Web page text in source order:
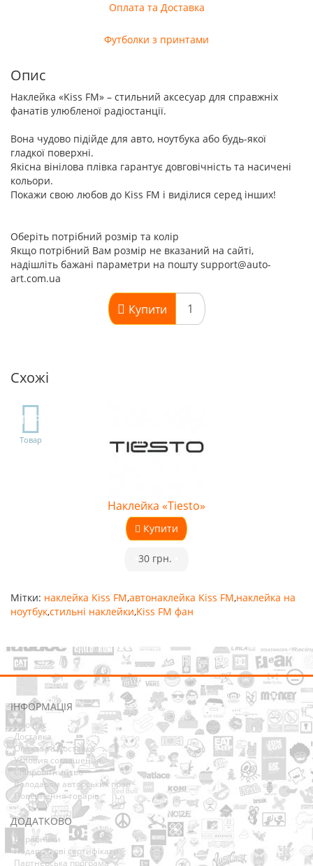
Оплата та Доставка
Футболки з принтами
Опис
Наклейка «Kiss FM» – стильний аксесуар для справжніх
фанатів улюбленої радіостанції.
Вона чудово підійде для авто, ноутбука або будь-якої
гладкої поверхні.
Якісна вінілова плівка гарантує довговічність та насичені
кольори.
Покажи свою любов до Kiss FM і виділися серед інших!
Оберіть потрібний розмір та колір
Якщо потрібний Вам розмір не вказаний на сайті,
надішліть бажані параметри на пошту support@auto-
art.com.ua
Купити
Схожі
TOP
Товар
Наклейка «Tiesto»
Купити
30 грн.
Мітки: наклейка Kiss FM,автонаклейка Kiss FM,наклейка на
ноутбук,стильні наклейки,Kiss FM фан
ІНФОРМАЦІЯ
Про нас
Доставка
Оплата та Доставка
Условия соглашения
Співробітництво
Володарям авторських прав
Повернення товарів
ДОДАТКОВО
Виробники
Подарункові сертифікати
Партнерська програма